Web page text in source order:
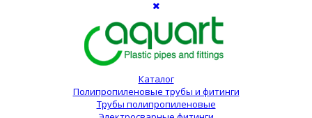
Каталог
Полипропиленовые трубы и фитинги
Трубы полипропиленовые